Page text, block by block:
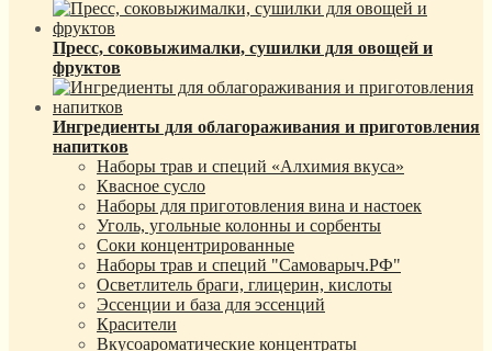
Пресс, соковыжималки, сушилки для овощей и
фруктов
Ингредиенты для облагораживания и приготовления
напитков
Наборы трав и специй «Алхимия вкуса»
Квасное сусло
Наборы для приготовления вина и настоек
Уголь, угольные колонны и сорбенты
Соки концентрированные
Наборы трав и специй "Самоварыч.РФ"
Осветлитель браги, глицерин, кислоты
Эссенции и база для эссенций
Красители
Вкусоароматические концентраты